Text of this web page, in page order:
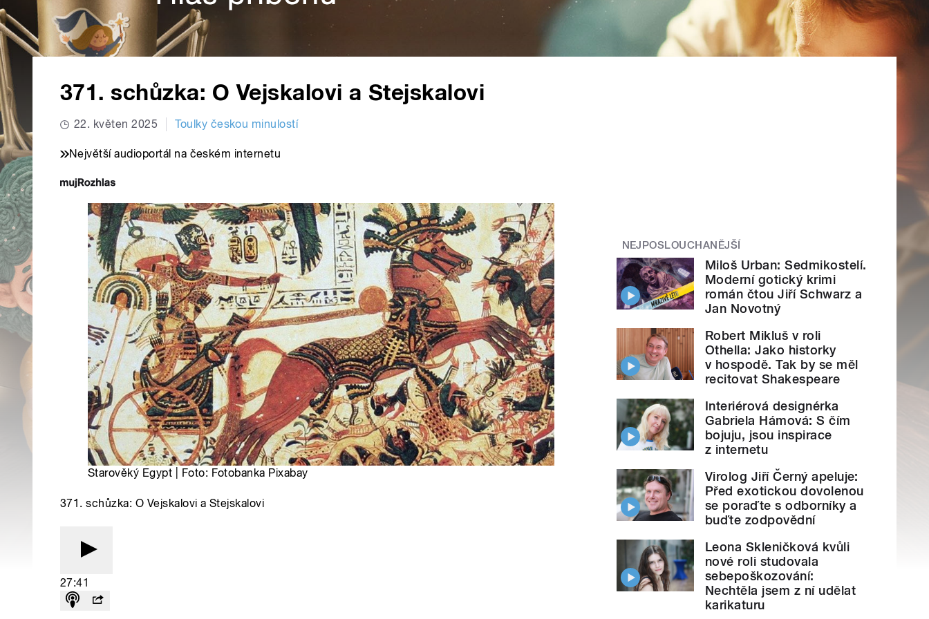
371. schůzka: O Vejskalovi a Stejskalovi
22. květen 2025 Toulky českou minulostí
Největší audioportál na českém internetu
Starověký Egypt | Foto: Fotobanka Pixabay
371. schůzka: O Vejskalovi a Stejskalovi
27:41
NEJPOSLOUCHANĚJŠÍ
Miloš Urban: Sedmikostelí.
Moderní gotický krimi
román čtou Jiří Schwarz a
Jan Novotný
Robert Mikluš v roli
Othella: Jako historky
v hospodě. Tak by se měl
recitovat Shakespeare
Interiérová designérka
Gabriela Hámová: S čím
bojuju, jsou inspirace
z internetu
Virolog Jiří Černý apeluje:
Před exotickou dovolenou
se poraďte s odborníky a
buďte zodpovědní
Leona Skleničková kvůli
nové roli studovala
sebepoškozování:
Nechtěla jsem z ní udělat
karikaturu